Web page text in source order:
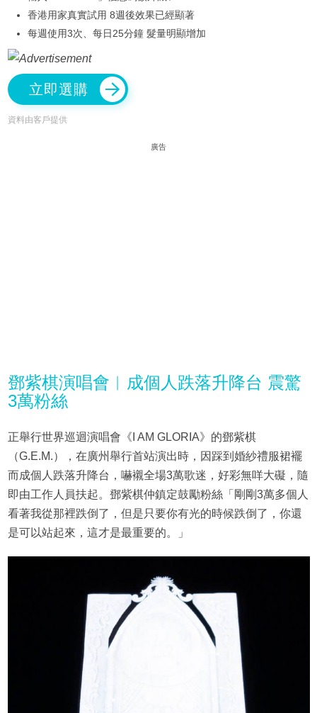
香港用家真實試用 8週後效果已經顯著
每週使用3次、每日25分鐘 髮量明顯增加
立即選購
資料由客戶提供
廣告
鄧紫棋演唱會︳成個人跌落升降台 震驚
3萬粉絲
正舉行世界巡迴演唱會《I AM GLORIA》的鄧紫棋
（G.E.M.），在廣州舉行首站演出時，因踩到婚紗禮服裙襬
而成個人跌落升降台，嚇襯全場3萬歌迷，好彩無咩大礙，隨
即由工作人員扶起。鄧紫棋仲鎮定鼓勵粉絲「剛剛3萬多個人
看著我從那裡跌倒了，但是只要你有光的時候跌倒了，你還
是可以站起來，這才是最重要的。」